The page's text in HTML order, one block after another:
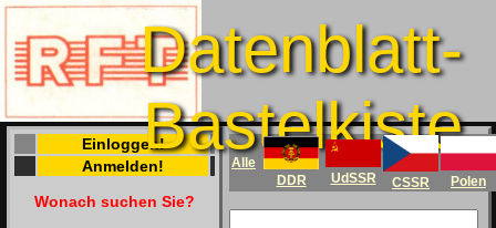
Datenblatt-
Bastelkiste
Einloggen!
Anmelden!
Wonach suchen Sie?
Alle
DDR
UdSSR CSSR Polen